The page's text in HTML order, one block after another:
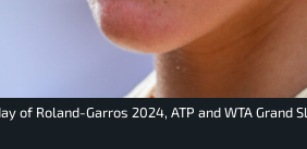
of Roland-Garros 2024, ATP and WTA